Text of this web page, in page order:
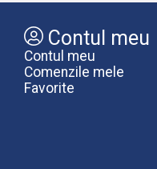
Contul meu
Contul meu
Comenzile mele
Favorite